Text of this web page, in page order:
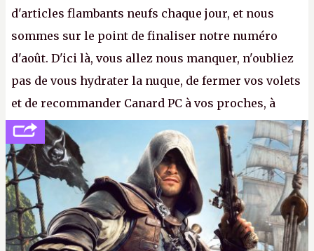
d'articles flambants neufs chaque jour, et nous
sommes sur le point de finaliser notre numéro
d'août. D'ici là, vous allez nous manquer, n'oubliez
pas de vous hydrater la nuque, de fermer vos volets
et de recommander Canard PC à vos proches, à
votre famille et aux inconnus que vous croisez
dans la rue. Bon été à tous ! –ER.